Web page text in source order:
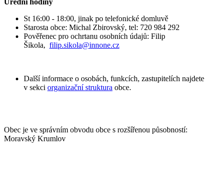
St 16:00 - 18:00, jinak po telefonické domluvě
Starosta obce: Michal Zbirovský, tel: 720 984 292
Pověřenec pro ochrtanu osobních údajů: Filip
Šikola, filip.sikola@innone.cz
Další informace o osobách, funkcích, zastupitelích najdete
v sekci organizační struktura obce.
Obec je ve správním obvodu obce s rozšířenou působností:
Moravský Krumlov